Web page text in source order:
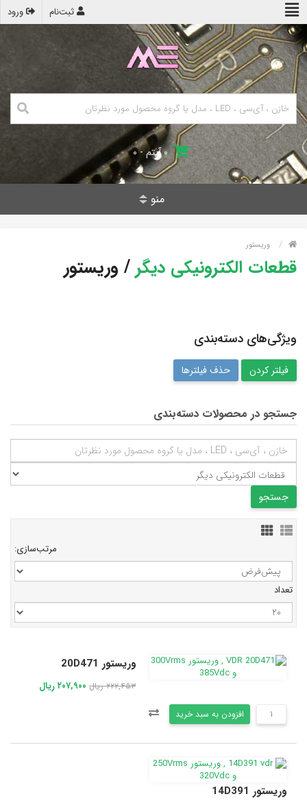
ورود ثبت‌نام
۰ آیتم - ۰
منو
وریستور
قطعات الکترونیکی دیگر / وریستور
ویژگی‌های دسته‌بندی
حذف فیلترها
جستجو در محصولات دسته‌بندی
مرتب‌سازی:
تعداد
وریستور 20D471
۲۲۲,۴۵۳ ریال ۲۰۷,۹۰۰ ریال
افزودن به سبد خرید
وریستور 14D391